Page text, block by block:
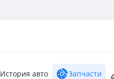
История авто Запчасти